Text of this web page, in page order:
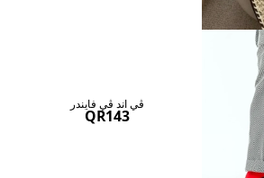
ڤي اند ڤي فايندر
QR143